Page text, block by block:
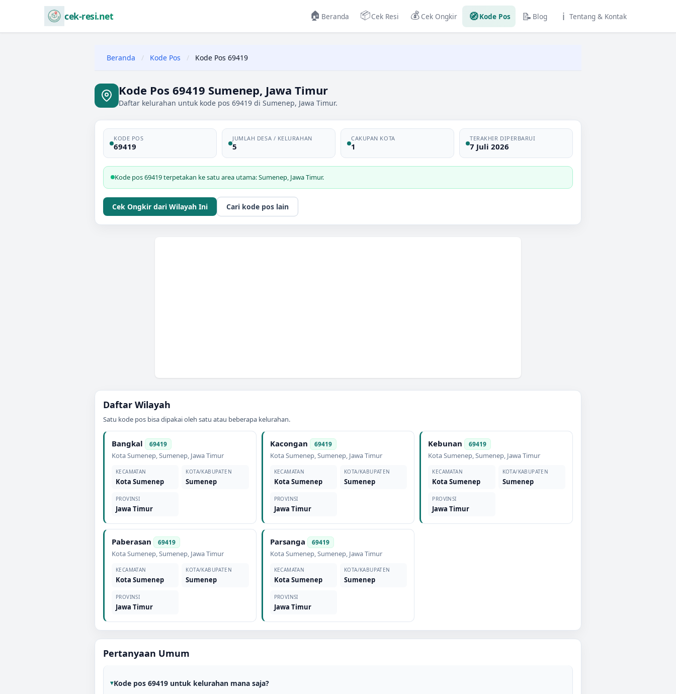
cek-resi.net 🏠 Beranda 📦Cek Resi 💰 Cek Ongkir 🧭Kode Pos 📝 Blog ℹ️ Tentang & Kontak
Beranda / Kode Pos / Kode Pos 69419
Kode Pos 69419 Sumenep, Jawa Timur
Daftar kelurahan untuk kode pos 69419 di Sumenep, Jawa Timur.
KODE POS
69419
JUMLAH DESA / KELURAHAN
5
CAKUPAN KOTA
1
TERAKHIR DIPERBARUI
7 Juli 2026
Kode pos 69419 terpetakan ke satu area utama: Sumenep, Jawa Timur.
Cek Ongkir dari Wilayah Ini Cari kode pos lain
Daftar Wilayah
Satu kode pos bisa dipakai oleh satu atau beberapa kelurahan.
Bangkal 69419
Kota Sumenep,Sumenep, Jawa Timur
KECAMATAN
Kota Sumenep
KOTA/KABUPATEN
Sumenep
PROVINSI
Jawa Timur
Kacongan 69419
Kota Sumenep,Sumenep, Jawa Timur
KECAMATAN
Kota Sumenep
KOTA/KABUPATEN
Sumenep
PROVINSI
Jawa Timur
Kebunan 69419
Kota Sumenep,Sumenep, Jawa Timur
KECAMATAN
Kota Sumenep
KOTA/KABUPATEN
Sumenep
PROVINSI
Jawa Timur
Paberasan 69419
Kota Sumenep,Sumenep, Jawa Timur
KECAMATAN
Kota Sumenep
KOTA/KABUPATEN
Sumenep
PROVINSI
Jawa Timur
Parsanga 69419
Kota Sumenep,Sumenep, Jawa Timur
KECAMATAN
Kota Sumenep
KOTA/KABUPATEN
Sumenep
PROVINSI
Jawa Timur
Pertanyaan Umum
Kode pos 69419 untuk kelurahan mana saja?